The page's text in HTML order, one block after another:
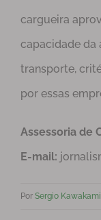
cargueira
capacidade da
transporte,
por essas
Assessoria de
E-mail:
Por Sergio Kawakami